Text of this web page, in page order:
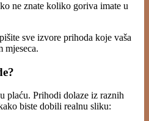
ne znate koliko goriva imate u
sve izvore prihoda koje vaša
mjeseca.
plaću. Prihodi dolaze iz raznih
biste dobili realnu sliku: